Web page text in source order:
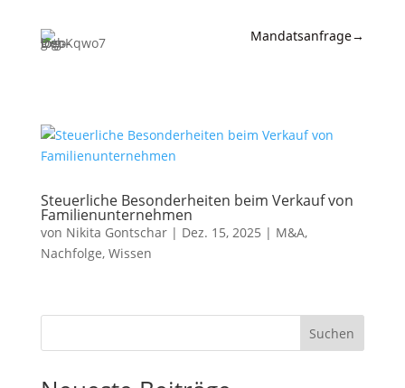
Insights
Mandatsanfrage→
Steuerliche Besonderheiten beim Verkauf von
Familienunternehmen
von Nikita Gontschar| Dez. 15, 2025 | M&A,
Nachfolge, Wissen
Suchen